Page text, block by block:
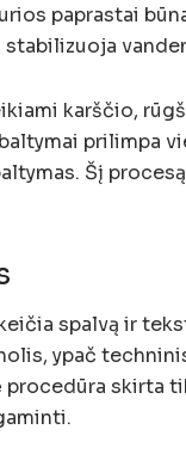
paprastai
karščio,
prilimpa
Šį
spalvą ir
ypač
skirta